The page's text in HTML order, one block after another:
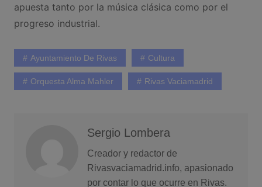
apuesta tanto por la música clásica como por el
progreso industrial.
Ayuntamiento De Rivas Cultura
Orquesta Alma Mahler Rivas Vaciamadrid
Sergio Lombera
Creador y redactor de
Rivasvaciamadrid.info, apasionado
por contar lo que ocurre en Rivas.